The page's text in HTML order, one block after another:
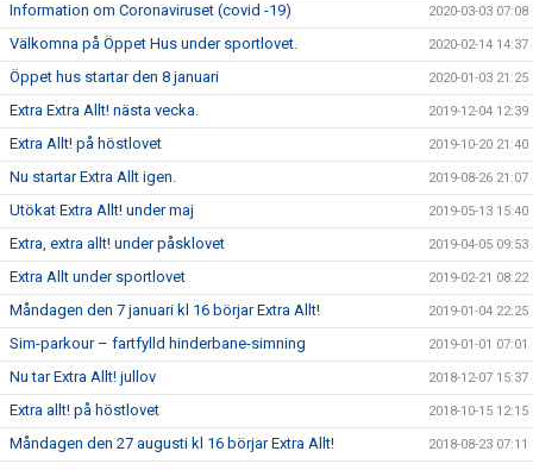
Information om Coronaviruset (covid -19) 2020-03-03 07:08
Välkomna på Öppet Hus under sportlovet. 2020-02-14 14:37
Öppet hus startar den 8 januari 2020-01-03 21:25
Extra Extra Allt! nästa vecka. 2019-12-04 12:39
Extra Allt! på höstlovet 2019-10-20 21:40
Nu startar Extra Allt igen. 2019-08-26 21:07
Utökat Extra Allt! under maj 2019-05-13 15:40
Extra, extra allt! under påsklovet 2019-04-05 09:53
Extra Allt under sportlovet 2019-02-21 08:22
Måndagen den 7 januari kl 16 börjar Extra Allt! 2019-01-04 22:25
Sim-parkour – fartfylld hinderbane-simning 2019-01-01 07:01
Nu tar Extra Allt! jullov 2018-12-07 15:37
Extra allt! på höstlovet 2018-10-15 12:15
Måndagen den 27 augusti kl 16 börjar Extra Allt! 2018-08-23 07:11